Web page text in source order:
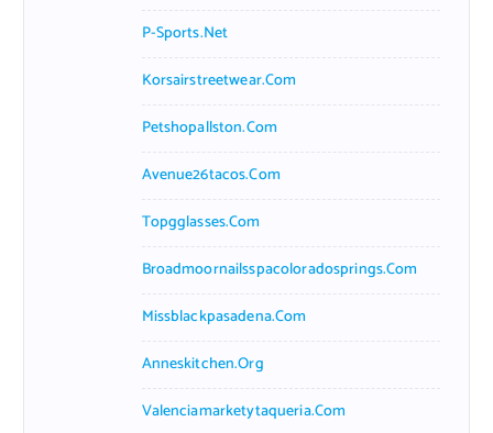
P-Sports.net
Korsairstreetwear.com
Petshopallston.com
Avenue26tacos.com
Topgglasses.com
Broadmoornailsspacoloradosprings.com
Missblackpasadena.com
Anneskitchen.org
Valenciamarketytaqueria.com